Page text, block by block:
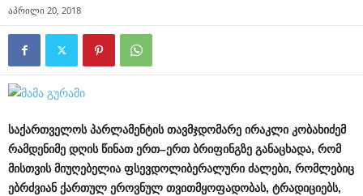
აპრილი 20, 2018
საქართველოს პარლამენტის თავმჯდომარე ირაკლი კობახიძემ
რამდენიმე დღის წინათ ერთ–ერთ ბრიფინგზე განაცხადა, რომ
მისთვის მიუღებელია ფსევდოლიბერალური ძალები, რომლებიც
ებრძვიან ქართულ ეროვნულ თვითმყოფადობას, ტრადიციებს,